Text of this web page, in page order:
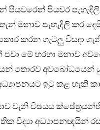
පියවරෙන් පියවර
මනාව පැහැදිලි කර
කරන ගැටලු විසඳා
මේ හරහා මනාව
තොරව අවබෝධයෙන්
ඉටු කළ හැකි
වැනි විෂයය
විද්‍යා අධ්‍යාපනඥයින්